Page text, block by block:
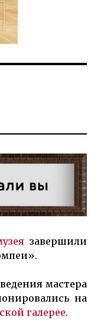
за­вер­шили
мас­тера
на
галерее.